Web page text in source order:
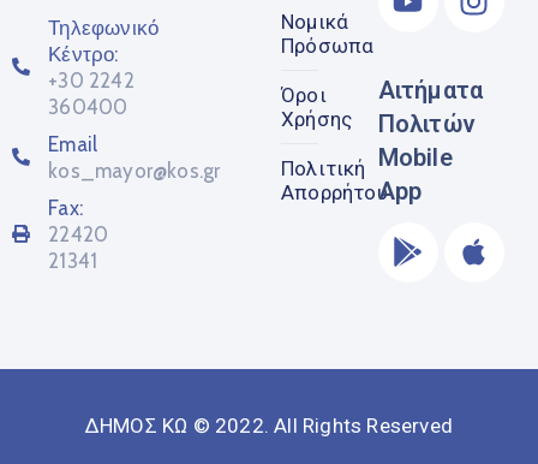
Τηλεφωνικό
Κέντρο:
+30 2242
360400
Email
kos_mayor@kos.gr
Fax:
22420
21341
Νομικά
Πρόσωπα
Όροι
Χρήσης
Πολιτική
Απορρήτου
Αιτήματα
Πολιτών
Mobile
App
ΔΗΜΟΣ ΚΩ © 2022. All Rights Reserved